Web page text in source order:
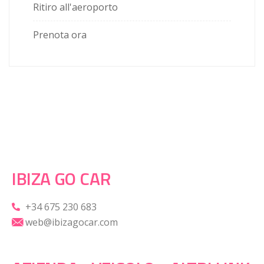
Ritiro all'aeroporto
Prenota ora
IBIZA GO CAR
+34 675 230 683
web@ibizagocar.com